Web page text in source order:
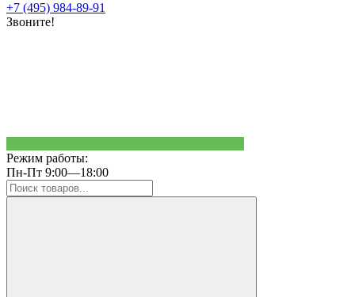
+7 (495) 984-89-91
Звоните!
Режим работы:
Пн-Пт 9:00—18:00